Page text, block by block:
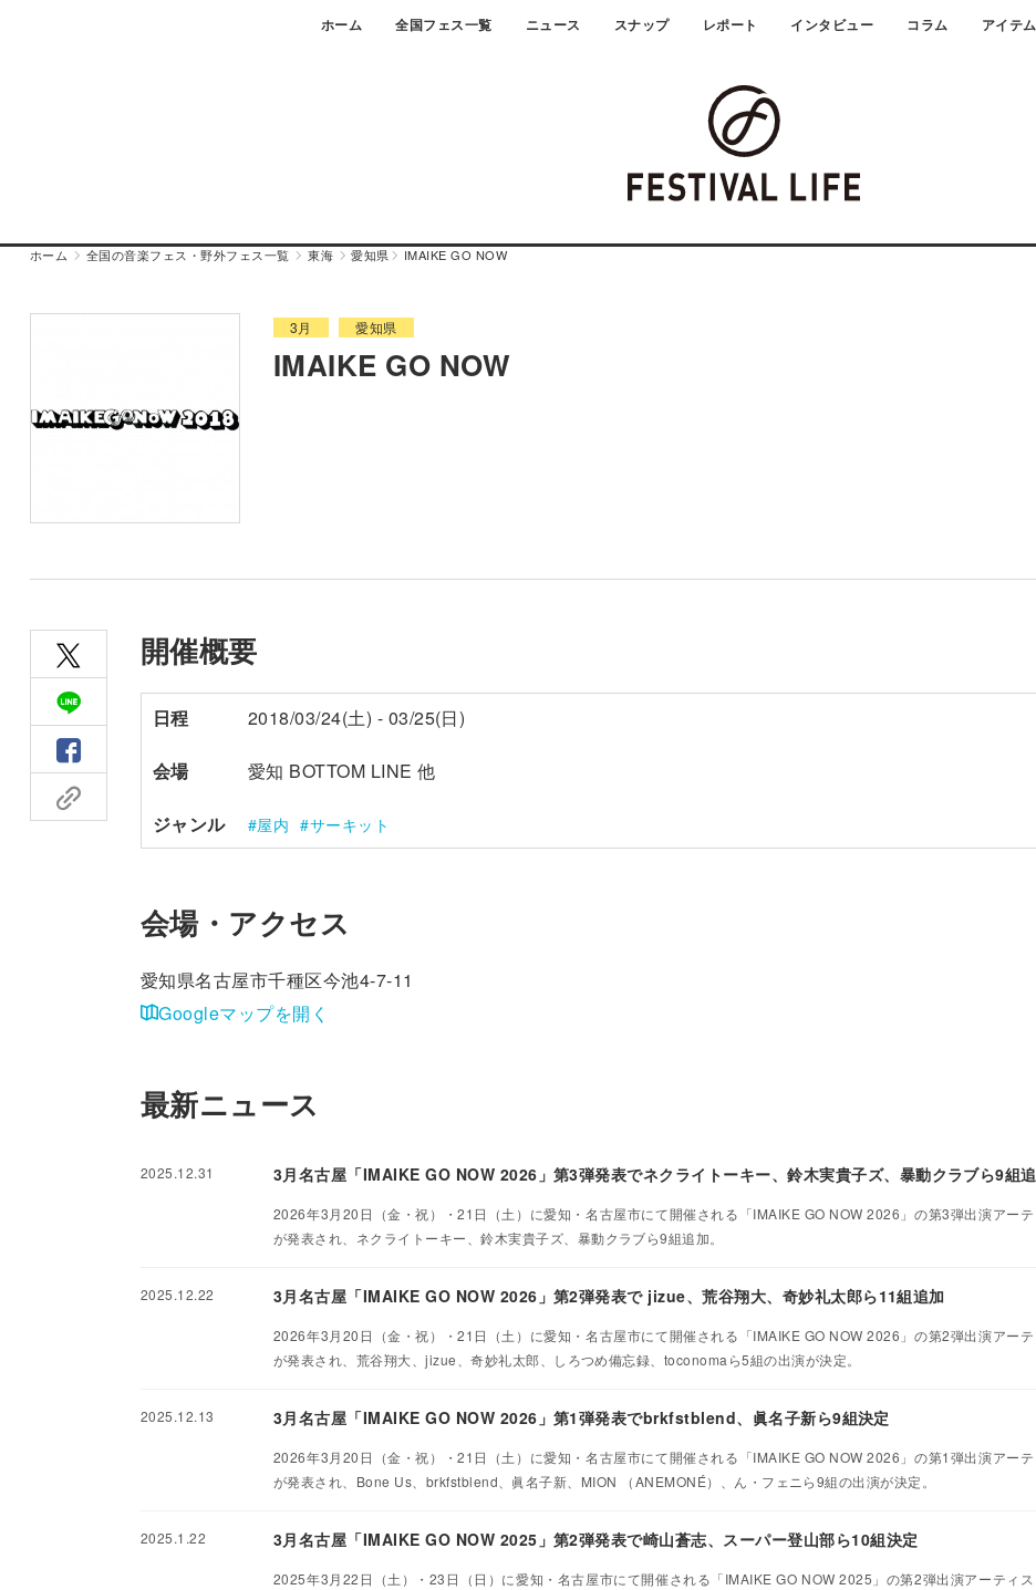
ホーム 全国フェス一覧 ニュース スナップ レポート インタビュー コラム アイテム
ホーム 全国の音楽フェス・野外フェス一覧 東海 愛知県 IMAIKE GO NOW
3月 愛知県
IMAIKE GO NOW
開催概要
日程 2018/03/24(土) - 03/25(日)
会場 愛知 BOTTOM LINE 他
ジャンル 屋内 サーキット
会場・アクセス
愛知県名古屋市千種区今池4-7-11
Googleマップを開く
最新ニュース
2025.12.31 3月名古屋「IMAIKE GO NOW 2026」第3弾発表でネクライトーキー、鈴木実貴子ズ、暴動クラブら9組
2026年3月20日（金・祝）・21日（土）に愛知・名古屋市にて開催される「IMAIKE GO NOW 2026」の第3弾出演アーテ
が発表され、ネクライトーキー、鈴木実貴子ズ、暴動クラブら9組追加。
2025.12.22 3月名古屋「IMAIKE GO NOW 2026」第2弾発表で jizue、荒谷翔大、奇妙礼太郎ら11組追加
2026年3月20日（金・祝）・21日（土）に愛知・名古屋市にて開催される「IMAIKE GO NOW 2026」の第2弾出演アーテ
が発表され、荒谷翔大、jizue、奇妙礼太郎、しろつめ備忘録、toconomaら5組の出演が決定。
2025.12.13 3月名古屋「IMAIKE GO NOW 2026」第1弾発表でbrkfstblend、眞名子新ら9組決定
2026年3月20日（金・祝）・21日（土）に愛知・名古屋市にて開催される「IMAIKE GO NOW 2026」の第1弾出演アーテ
が発表され、Bone Us、brkfstblend、眞名子新、MION （ANEMONÉ）、ん・フェニら9組の出演が決定。
2025.1.22 3月名古屋「IMAIKE GO NOW 2025」第2弾発表で崎山蒼志、スーパー登山部ら10組決定
2025年3月22日（土）・23日（日）に愛知・名古屋市にて開催される「IMAIKE GO NOW 2025」の第2弾出演アーティ